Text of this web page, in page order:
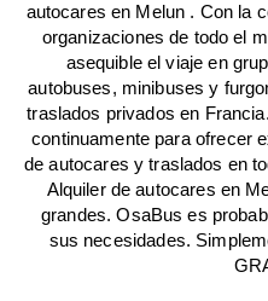
autocares en Melun . Con la
organizaciones de todo el
asequible el viaje en
autobuses, minibuses y
traslados privados en
continuamente para ofrecer
de autocares y traslados en
Alquiler de autocares en
grandes. OsaBus es
sus necesidades.